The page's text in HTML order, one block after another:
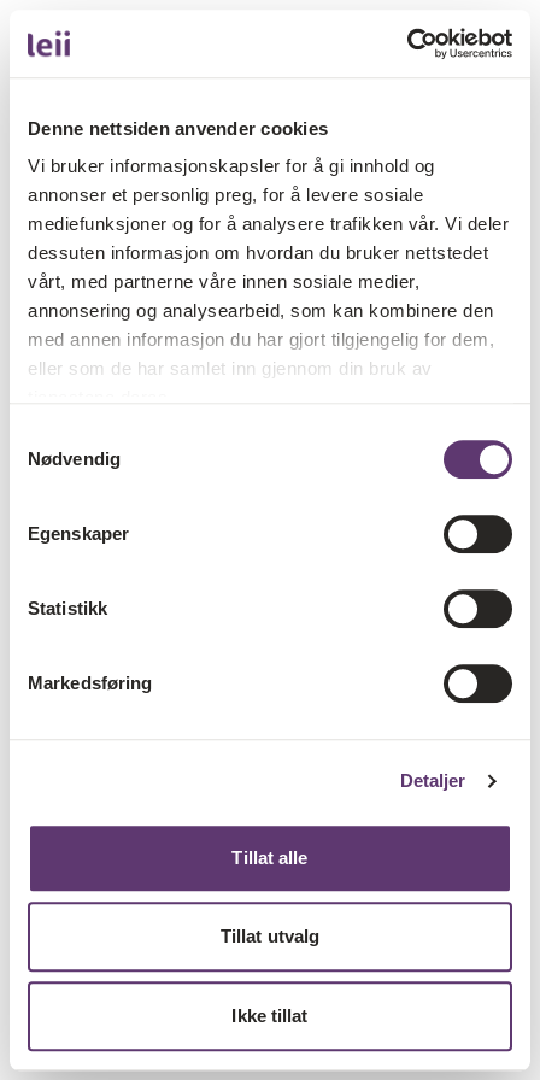
Denne nettsiden anvender cookies
Vi bruker informasjonskapsler for å gi innhold og
annonser et personlig preg, for å levere sosiale
mediefunksjoner og for å analysere trafikken vår. Vi deler
dessuten informasjon om hvordan du bruker nettstedet
vårt, med partnerne våre innen sosiale medier,
annonsering og analysearbeid, som kan kombinere den
med annen informasjon du har gjort tilgjengelig for dem,
eller som de har samlet inn gjennom din bruk av
Nødvendig
Egenskaper
Statistikk
Markedsføring
Detaljer
Tillat alle
Tillat utvalg
Ikke tillat